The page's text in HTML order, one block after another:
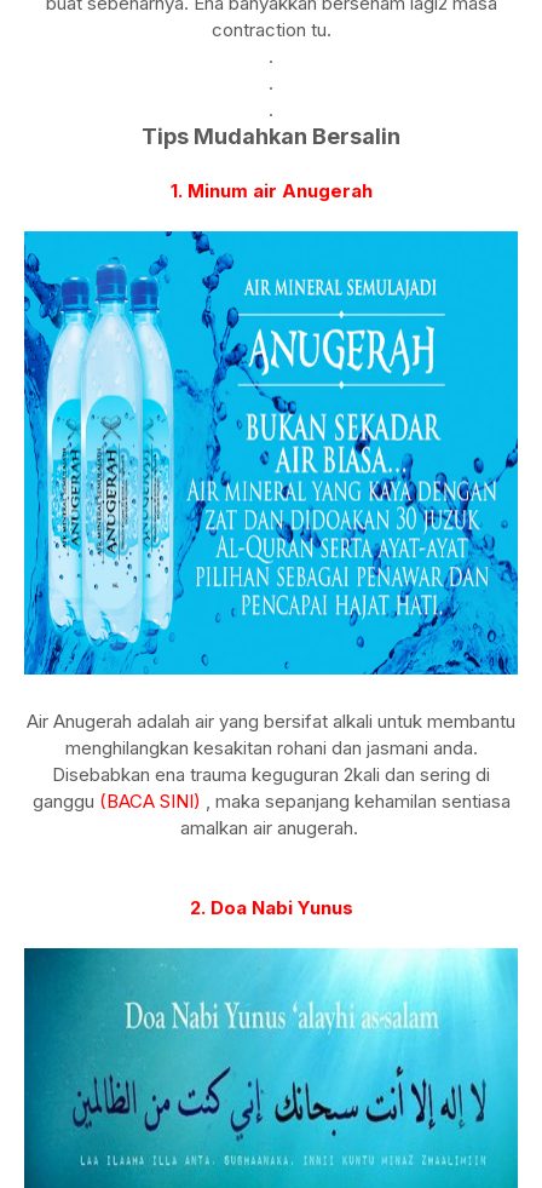
contraction tu.
.
.
.
Tips Mudahkan Bersalin
1. Minum air Anugerah
Air Anugerah adalah air yang bersifat alkali untuk membantu
menghilangkan kesakitan rohani dan jasmani anda.
Disebabkan ena trauma keguguran 2kali dan sering di
ganggu (BACA SINI) , maka sepanjang kehamilan sentiasa
amalkan air anugerah.
2. Doa Nabi Yunus